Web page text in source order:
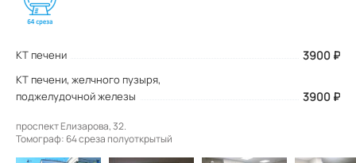
КТ печени 3900 ₽
КТ печени, желчного пузыря,
поджелудочной железы
3900 ₽
проспект Елизарова, 32.
Томограф: 64 среза полуоткрытый